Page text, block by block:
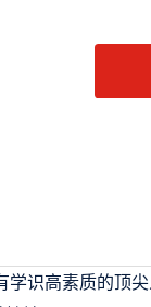
识高素质的顶